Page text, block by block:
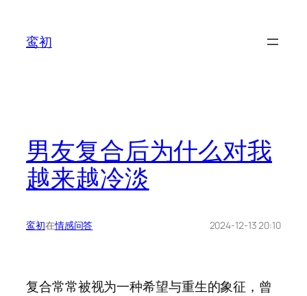
鸾初
男友复合后为什么对我
越来越冷淡
鸾初在情感问答 2024-12-13 20:10
复合常常被视为一种希望与重生的象征，曾